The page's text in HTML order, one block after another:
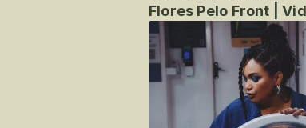
Flores Pelo Front |